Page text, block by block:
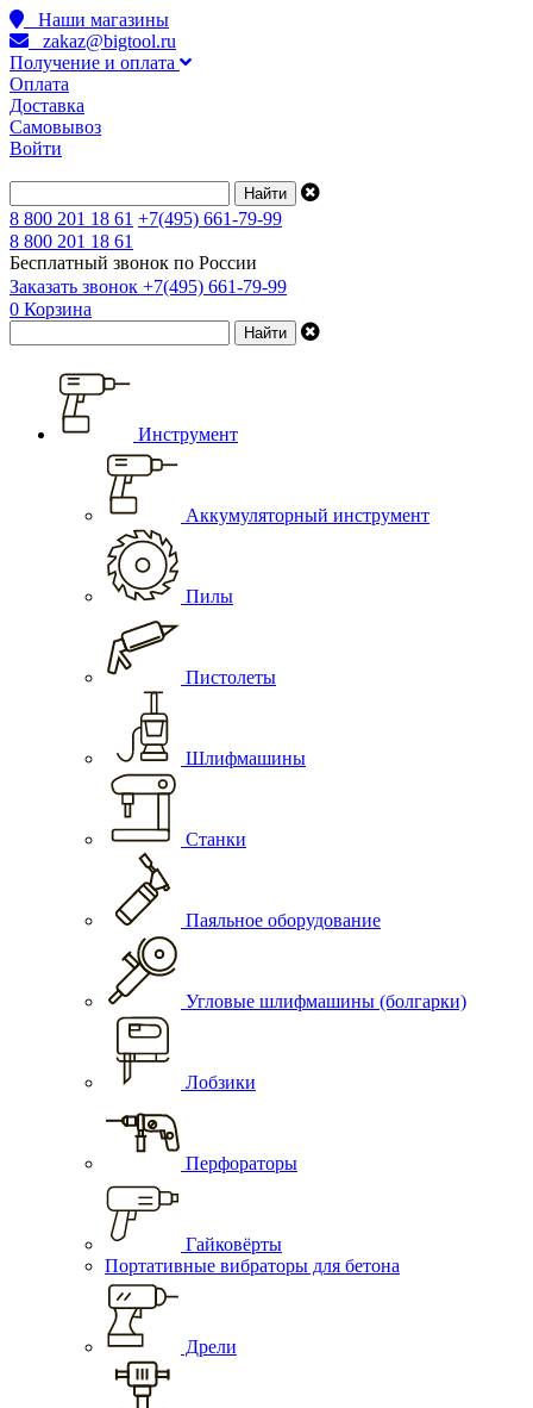
Наши магазины
zakaz@bigtool.ru
Получение и оплата
Оплата
Доставка
Самовывоз
Войти
8 800 201 18 61 +7(495) 661-79-99
8 800 201 18 61
Бесплатный звонок по России
Заказать звонок +7(495) 661-79-99
0 Корзина
Инструмент
Аккумуляторный инструмент
Пилы
Пистолеты
Шлифмашины
Станки
Паяльное оборудование
Угловые шлифмашины (болгарки)
Лобзики
Перфораторы
Гайковёрты
Портативные вибраторы для бетона
Дрели